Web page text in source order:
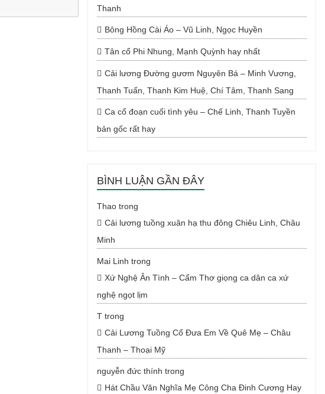
Thanh
Bông Hồng Cài Áo – Vũ Linh, Ngọc Huyền
Tân cổ Phi Nhung, Mạnh Quỳnh hay nhất
Cải lương Đường gươm Nguyên Bá – Minh Vương,
Thanh Tuấn, Thanh Kim Huệ, Chí Tâm, Thanh Sang
Ca cổ đoạn cuối tình yêu – Chế Linh, Thanh Tuyền
bản gốc rất hay
BÌNH LUẬN GẦN ĐÂY
Thaotrong
Cải lương tuồng xuân hạ thu đông Chiêu Linh, Châu
Minh
Mai Linh trong
Xứ Nghệ Ân Tình – Cẩm Thơ giọng ca dân ca xứ
nghệ ngọt lịm
Ttrong
Cải Lương Tuồng Cổ Đưa Em Về Quê Mẹ – Châu
Thanh – Thoại Mỹ
nguyễn đức thính trong
Hát Chầu Văn Nghĩa Mẹ Công Cha Đinh Cương Hay